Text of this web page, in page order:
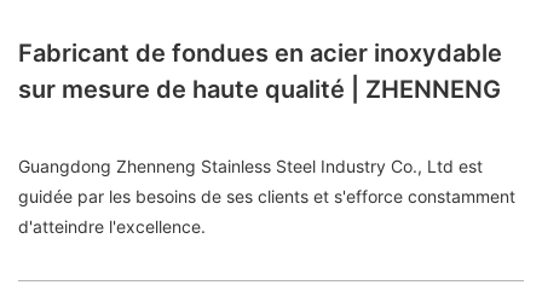
Fabricant de fondues en acier inoxydable
sur mesure de haute qualité | ZHENNENG
Guangdong Zhenneng Stainless Steel Industry Co., Ltd est
guidée par les besoins de ses clients et s'efforce constamment
d'atteindre l'excellence.